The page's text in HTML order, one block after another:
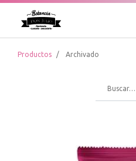
Productos Archivado